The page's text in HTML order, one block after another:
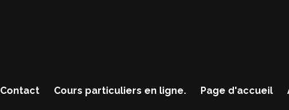
Contact Cours particuliers en ligne. Page d'accueil